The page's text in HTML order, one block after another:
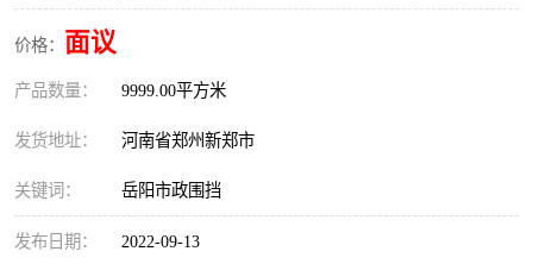
价格： 面议
产品数量： 9999.00平方米
发货地址： 河南省郑州新郑市
关键词： 岳阳市政围挡
发布日期： 2022-09-13